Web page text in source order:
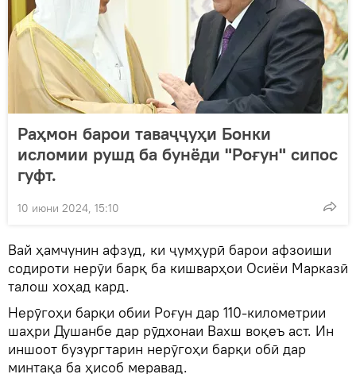
Раҳмон барои таваҷҷуҳи Бонки
исломии рушд ба бунёди "Роғун" сипос
гуфт.
10 июни 2024, 15:10
Вай ҳамчунин афзуд, ки ҷумҳурӣ барои афзоиши
содироти нерӯи барқ ​​ба кишварҳои Осиёи Марказӣ
талош хоҳад кард.
Нерӯгоҳи барқи обии Роғун дар 110-километрии
шаҳри Душанбе дар рӯдхонаи Вахш воқеъ аст. Ин
иншоот бузургтарин нерӯгоҳи барқи обӣ дар
минтақа ба ҳисоб меравад.